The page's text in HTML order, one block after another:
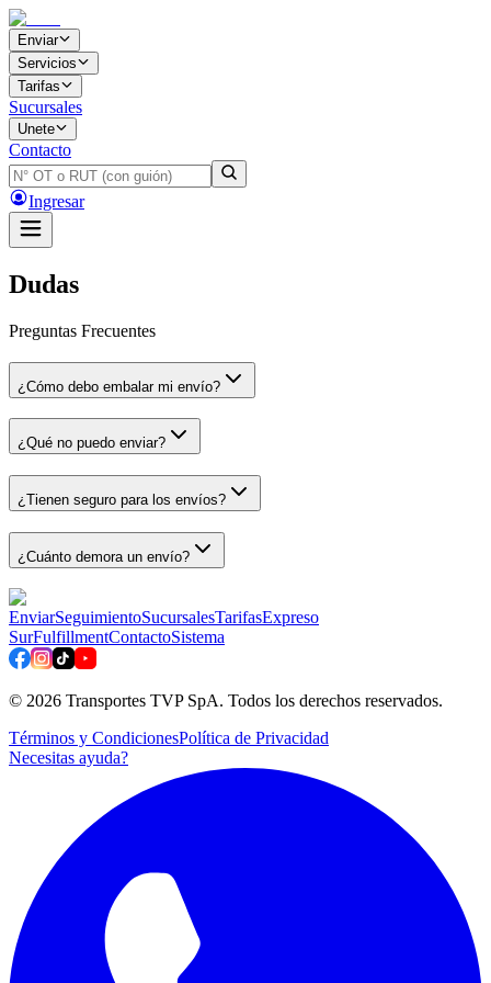
Enviar
Servicios
Tarifas
Sucursales
Unete
Contacto
Ingresar
Dudas
Preguntas Frecuentes
¿Cómo debo embalar mi envío?
¿Qué no puedo enviar?
¿Tienen seguro para los envíos?
¿Cuánto demora un envío?
EnviarSeguimientoSucursalesTarifasExpreso
SurFulfillmentContactoSistema
© 2026 Transportes TVP SpA. Todos los derechos reservados.
Términos y CondicionesPolítica de Privacidad
Necesitas ayuda?